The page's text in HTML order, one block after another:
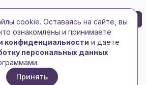
ЛОГО 0
/Чемоданы/
«Visit» со сменной вставкой
cookie. Оставаясь на сайте, вы
ознакомлены и принимаете
конфиденциальности и даете
персональных данных
Принять